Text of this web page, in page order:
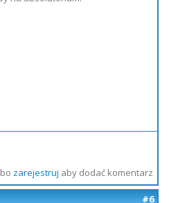
zarejestruj aby dodać komentarz
#6